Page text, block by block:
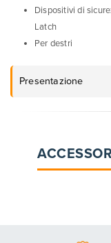
Dispositivi di
Latch
Per destri
Presentazione